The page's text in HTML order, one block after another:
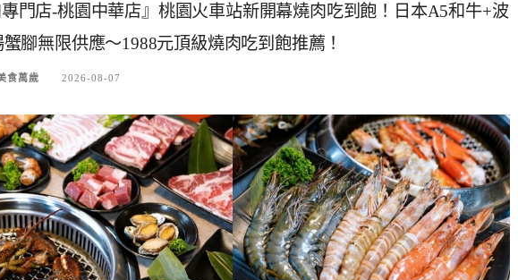
門店-桃園中華店』桃園火車站新開幕燒肉吃到飽！日本A5和牛+波
腳無限供應～1988元頂級燒肉吃到飽推薦！
食萬歲 2026-08-07